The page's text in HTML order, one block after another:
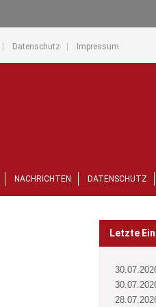
Datenschutz Impressum
NACHRICHTEN DATENSCHUTZ
Letzte